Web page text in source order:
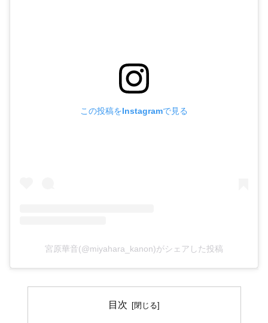
この投稿をInstagramで見る
宮原華音(@miyahara_kanon)がシェアした投稿
目次